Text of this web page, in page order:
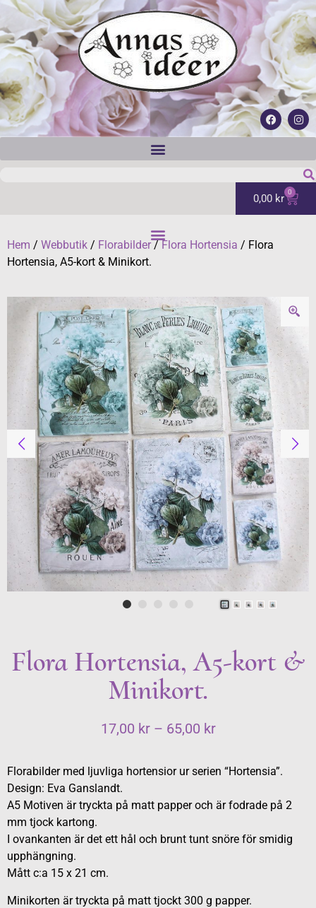
0,00 kr 0
Hem / Webbutik / Florabilder/Flora Hortensia / Flora
Hortensia, A5-kort & Minikort.
Flora Hortensia, A5-kort &
Minikort.
17,00 kr – 65,00 kr
Florabilder med ljuvliga hortensior ur serien “Hortensia”.
Design: Eva Ganslandt.
A5 Motiven är tryckta på matt papper och är fodrade på 2
mm tjock kartong.
I ovankanten är det ett hål och brunt tunt snöre för smidig
upphängning.
Mått c:a 15 x 21 cm.
Minikorten är tryckta på matt tjockt 300 g papper.